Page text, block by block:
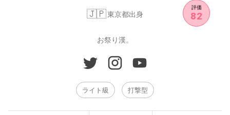
🇯🇵東京都出身
評価
82
お祭り漢。
ライト級 打撃型